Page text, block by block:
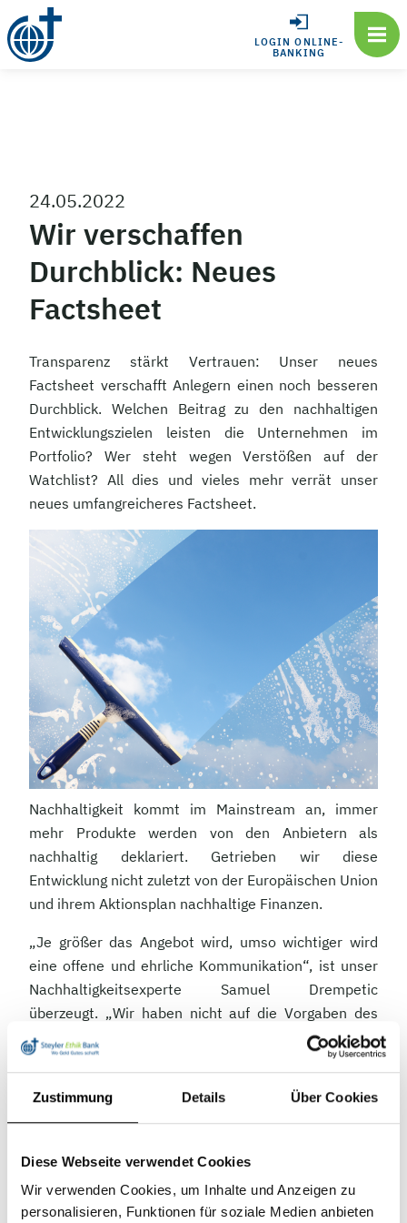
Zustimmung Details Über Cookies
Diese Webseite verwendet Cookies
Wir verwenden Cookies, um Inhalte und Anzeigen zu
personalisieren, Funktionen für soziale Medien anbieten
LOGIN ONLINE-
BANKING
24.05.2022
Wir verschaffen
Durchblick: Neues
Factsheet
Transparenz stärkt Vertrauen: Unser neues
Factsheet verschafft Anlegern einen noch besseren
Durchblick. Welchen Beitrag zu den nachhaltigen
Entwicklungszielen leisten die Unternehmen im
Portfolio? Wer steht wegen Verstößen auf der
Watchlist? All dies und vieles mehr verrät unser
neues umfangreicheres Factsheet.
Nachhaltigkeit kommt im Mainstream an, immer
mehr Produkte werden von den Anbietern als
nachhaltig deklariert. Getrieben wir diese
Entwicklung nicht zuletzt von der Europäischen Union
und ihrem Aktionsplan nachhaltige Finanzen.
„Je größer das Angebot wird, umso wichtiger wird
eine offene und ehrliche Kommunikation“, ist unser
Nachhaltigkeitsexperte Samuel Drempetic
überzeugt. „Wir haben nicht auf die Vorgaben des
Gesetzgebers zu einer verpflichtenden
Nachhaltigkeitskommunikation gewartet, sondern
macht Anlegern viele wichtige Informationen zum
Wesentlich ausführlicher als zuvor
Auf acht Seiten vereint das neue Factsheet die